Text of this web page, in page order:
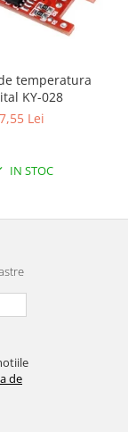
temperatura
KY-028
7,55 Lei
IN STOC
de